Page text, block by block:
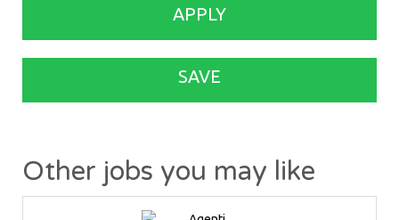
APPLY
SAVE
Other jobs you may like